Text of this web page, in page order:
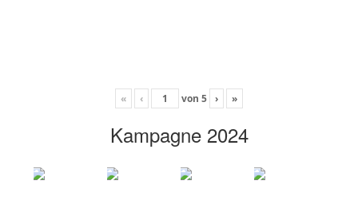
« ‹ von 5 › »
Kampagne 2024